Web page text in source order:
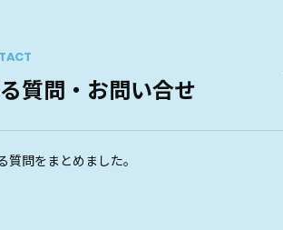
質問・お問い合せ
問をまとめました。